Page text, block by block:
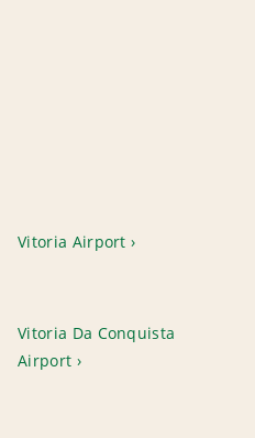
Vitoria Airport
Vitoria Da Conquista
Airport